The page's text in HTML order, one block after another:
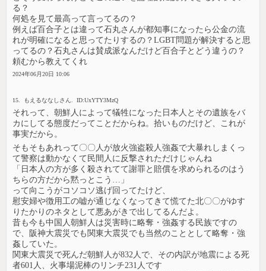
る？
何処を見て最高って言ってるの？
例えば百合子とは違って石丸さんが都知事になったら公金の流
れが明確になると思ってたりするの？LGBT問題が解決すると思
ってるの？石丸さんは賛成派なんだけど百合子とどう違うの？
頼むから教えてくれ
2024年06月20日 10:06
15. もえるななしさん. ID:UxYTY3MzQ
それって、朝鮮人によって犠牲になった日本人とその遺族をバ
カにしてる態度だってことだからね。拾いものだけど、これが
事実だから。
そもそもあれって〇〇人が放火強盗殺人強姦で大暴れしまくっ
て警察は動かなくて民間人に反撃されただけじゃんね
「日本人の方が多く殺されてて謝罪と賠償を求められるのはう
ちらの方だから黙っとこう…」
って向こうがコソコソ逃げ回ってたけど、
慰安婦や徴用工の嘘が通じなくなってきて慌てた北〇〇がゆす
りたかりのネタとして悪あがきで出してるんだよ。
昔も今も中国人朝鮮人は災害時に略奪・強姦する民族ですの
で、阪神大震災でも関東大震災でも当然のこととして略奪・強
姦していた。
関東大震災で死んだ朝鮮人が832人で、その内訳が地震による死
者601人、火事場泥棒のリンチ231人です